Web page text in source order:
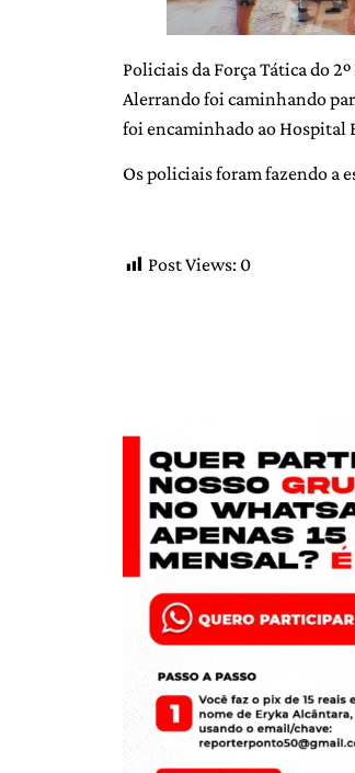
Policiais da Força Tática do
Alerrando foi caminhando
foi encaminhado ao Hospital
Os policiais foram fazendo a
Post Views: 0